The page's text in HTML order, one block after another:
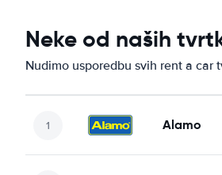
Neke od naših
Nudimo usporedbu svih rent a car
Alamo